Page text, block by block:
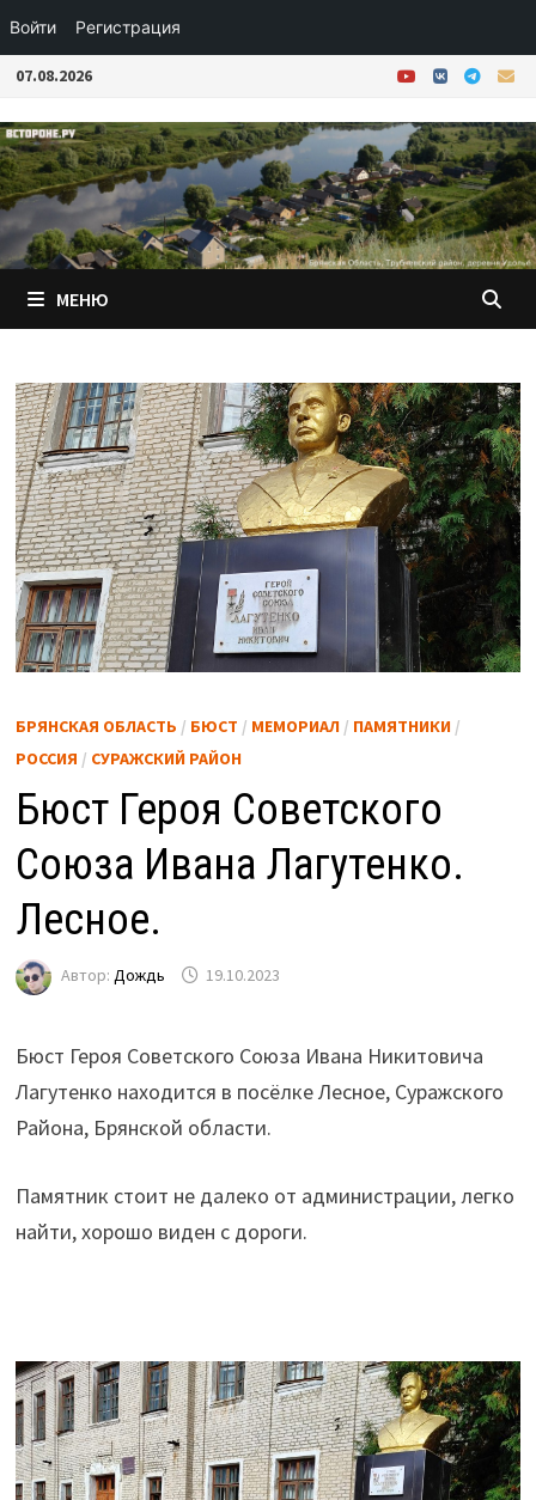
Войти Регистрация
Перейти
содержимому
07.08.2026
МЕНЮ
БРЯНСКАЯ ОБЛАСТЬ / БЮСТ / МЕМОРИАЛ/ ПАМЯТНИКИ/
РОССИЯ / СУРАЖСКИЙ РАЙОН
Бюст Героя Советского
Союза Ивана Лагутенко.
Лесное.
Автор: Дождь 19.10.2023
Бюст Героя Советского Союза Ивана Никитовича
Лагутенко находится в посёлке Лесное, Суражского
Района, Брянской области.
Памятник стоит не далеко от администрации, легко
найти, хорошо виден с дороги.